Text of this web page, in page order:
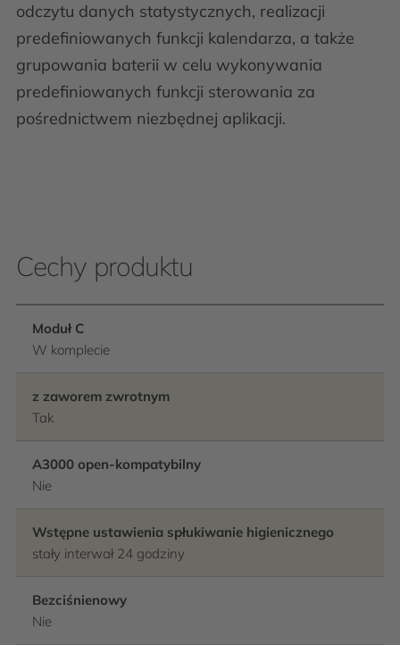
odczytu danych statystycznych, realizacji
predefiniowanych funkcji kalendarza, a także
grupowania baterii w celu wykonywania
predefiniowanych funkcji sterowania za
pośrednictwem niezbędnej aplikacji.
Cechy produktu
Moduł C
W komplecie
z zaworem zwrotnym
Tak
A3000 open-kompatybilny
Nie
Wstępne ustawienia spłukiwanie higienicznego
stały interwał 24 godziny
Bezciśnienowy
Nie